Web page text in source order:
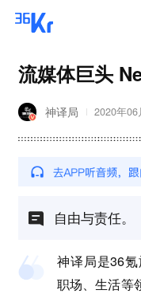
流媒体巨头
神译局 2020年
自由与责任。
神译局是36氪
职场、生活等